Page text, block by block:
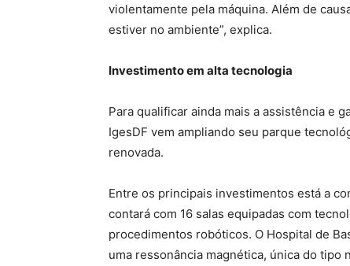
violentamente pela máquina. Além de
estiver no ambiente”, explica.
Investimento em alta tecnologia
Para qualificar ainda mais a assistência e
IgesDF vem ampliando seu parque
renovada.
Entre os principais investimentos está a
contará com 16 salas equipadas com
procedimentos robóticos. O Hospital de
uma ressonância magnética, única do tipo